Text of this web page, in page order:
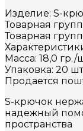
Изделие: S-
Товарная
Товарная
Масса: 18,0 гр./
Упаковка: 20
Продается
S-крючок
надежный
пространства